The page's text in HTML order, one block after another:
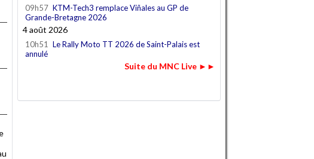
09h57 KTM-Tech3 remplace Viñales au GP de
Grande-Bretagne 2026
4 août 2026
10h51
Le Rally Moto TT 2026 de Saint-Palais est
annulé
Suite du MNC Live ►►